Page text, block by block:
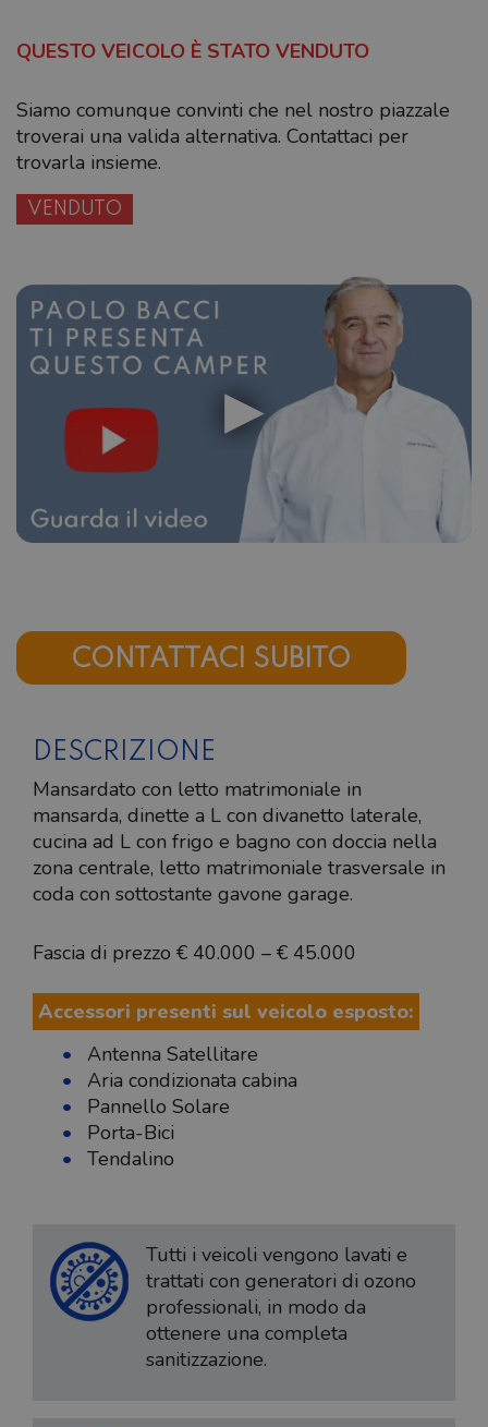
QUESTO VEICOLO È STATO VENDUTO
Siamo comunque convinti che nel nostro piazzale
troverai una valida alternativa. Contattaci per
trovarla insieme.
VENDUTO
CONTATTACI SUBITO
DESCRIZIONE
Mansardato con letto matrimoniale in
mansarda, dinette a L con divanetto laterale,
cucina ad L con frigo e bagno con doccia nella
zona centrale, letto matrimoniale trasversale in
coda con sottostante gavone garage.
Fascia di prezzo € 40.000 – € 45.000
Accessori presenti sul veicolo esposto:
Antenna Satellitare
Aria condizionata cabina
Pannello Solare
Porta-Bici
Tendalino
Tutti i veicoli vengono lavati e
trattati con generatori di ozono
professionali, in modo da
ottenere una completa
sanitizzazione.